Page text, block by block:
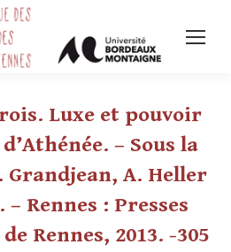
Luxe et pouvoir
– Sous la
Grandjean, A. Heller
– Rennes : Presses
Rennes, 2013. -305